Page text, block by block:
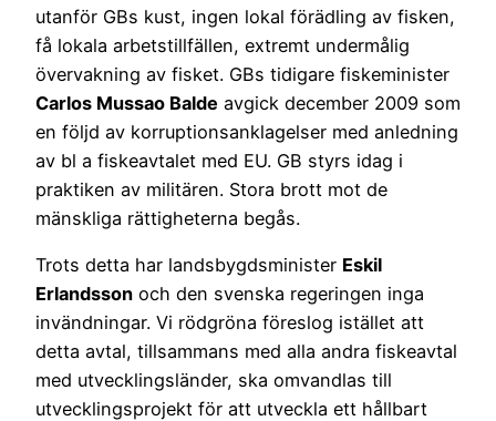
utanför GBs kust, ingen lokal förädling av fisken,
få lokala arbetstillfällen, extremt undermålig
övervakning av fisket. GBs tidigare fiskeminister
Carlos Mussao Balde avgick december 2009 som
en följd av korruptionsanklagelser med anledning
av bl a fiskeavtalet med EU. GB styrs idag i
praktiken av militären. Stora brott mot de
mänskliga rättigheterna begås.
Trots detta har landsbygdsminister Eskil
Erlandsson och den svenska regeringen inga
invändningar. Vi rödgröna föreslog istället att
detta avtal, tillsammans med alla andra fiskeavtal
med utvecklingsländer, ska omvandlas till
utvecklingsprojekt för att utveckla ett hållbart